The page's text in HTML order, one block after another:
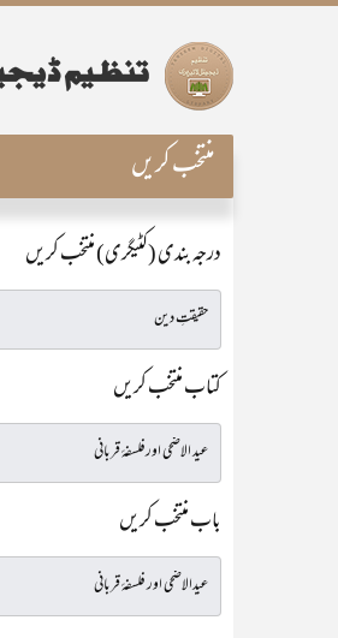
منتخب کریں
درجہ بندی (کٹیگری) منتخب کریں
کتاب منتخب کریں
باب منتخب کریں